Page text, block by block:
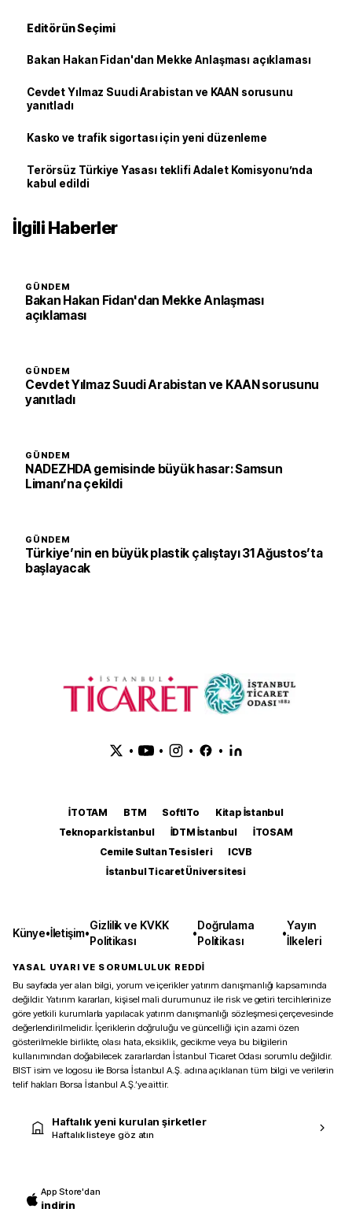
Editörün Seçimi
Bakan Hakan Fidan'dan Mekke Anlaşması açıklaması
Cevdet Yılmaz Suudi Arabistan ve KAAN sorusunu
yanıtladı
Kasko ve trafik sigortası için yeni düzenleme
Terörsüz Türkiye Yasası teklifi Adalet Komisyonu’nda
kabul edildi
İlgili Haberler
GÜNDEM
Bakan Hakan Fidan'dan Mekke Anlaşması
açıklaması
GÜNDEM
Cevdet Yılmaz Suudi Arabistan ve KAAN sorusunu
yanıtladı
GÜNDEM
NADEZHDA gemisinde büyük hasar: Samsun
Limanı’na çekildi
GÜNDEM
Türkiye’nin en büyük plastik çalıştayı 31 Ağustos’ta
başlayacak
• • • •
İTOTAM BTM SoftITo
Kitap İstanbul
Teknopark İstanbul
İDTM İstanbul
İTOSAM
Cemile Sultan Tesisleri
ICVB
İstanbul Ticaret Üniversitesi
Künye•İletişim•
Gizlilik ve KVKK
Politikası
•
Doğrulama
Politikası
•
Yayın
İlkeleri
YASAL UYARI VE SORUMLULUK REDDİ
Bu sayfada yer alan bilgi, yorum ve içerikler yatırım danışmanlığı kapsamında
değildir. Yatırım kararları, kişisel mali durumunuz ile risk ve getiri tercihlerinize
göre yetkili kurumlarla yapılacak yatırım danışmanlığı sözleşmesi çerçevesinde
değerlendirilmelidir. İçeriklerin doğruluğu ve güncelliği için azami özen
gösterilmekle birlikte, olası hata, eksiklik, gecikme veya bu bilgilerin
kullanımından doğabilecek zararlardan İstanbul Ticaret Odası sorumlu değildir.
BIST isim ve logosu ile Borsa İstanbul A.Ş. adına açıklanan tüm bilgi ve verilerin
telif hakları Borsa İstanbul A.Ş.’ye aittir.
Haftalık yeni kurulan şirketler
Haftalık listeye göz atın
App Store'dan
indirin